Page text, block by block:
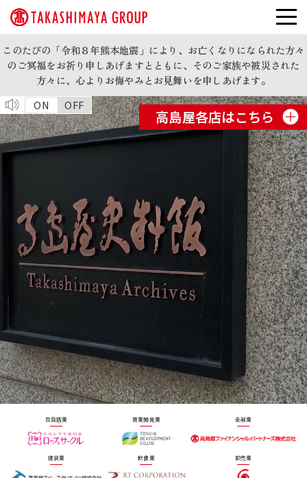
このたびの「令和８年熊本地震」により、お亡くなりになられた方々
のご冥福をお祈り申しあげますとともに、そのご家族や被災された
方々に、心よりお悔やみとお見舞いを申しあげます。
ON
OFF
高島屋各店はこちら
百貨店業 商業開発業 金融業
建装業 飲食業 卸売業